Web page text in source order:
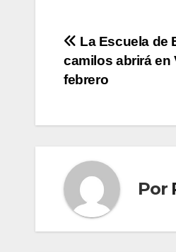
de
La Escuela
camilos abrirá en
febrero
Por